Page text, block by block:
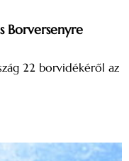
Borversenyre
22 borvidékéről az